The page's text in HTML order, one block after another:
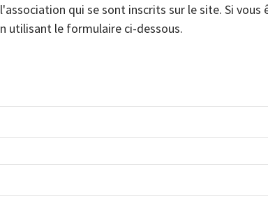
qui se sont inscrits sur le site. Si
utilisant le formulaire ci-dessous.